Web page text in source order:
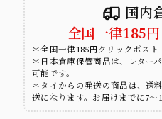
国内
全国一律185
＊全国一律185円クリックポスト
＊日本倉庫保管商品は、レター
可能です。
＊タイからの発送の商品は、送
送になります。お届けまでに7～